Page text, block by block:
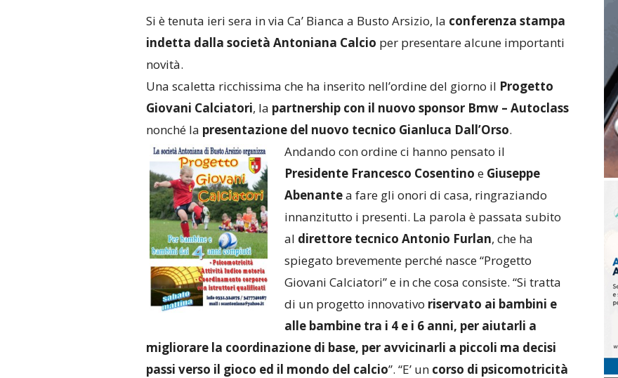
Si è tenuta ieri sera in via Ca’ Bianca a Busto Arsizio, la conferenza stampa
indetta dalla società Antoniana Calcio per presentare alcune importanti
novità.
Una scaletta ricchissima che ha inserito nell’ordine del giorno il Progetto
Giovani Calciatori, la partnership con il nuovo sponsor Bmw – Autoclass
nonché la presentazione del nuovo tecnico Gianluca Dall’Orso.
Andando con ordine ci hanno pensato il
Presidente Francesco Cosentino e Giuseppe
Abenantea fare gli onori di casa, ringraziando
innanzitutto i presenti. La parola è passata subito
al direttore tecnico Antonio Furlan, che ha
spiegato brevemente perché nasce “Progetto
Giovani Calciatori” e in che cosa consiste. “Si tratta
di un progetto innovativo riservato ai bambini e
alle bambine tra i 4 e i 6 anni, per aiutarli a
migliorare la coordinazione di base, per avvicinarli a piccoli ma decisi
passi verso il gioco ed il mondo del calcio”. “E’ un corso di psicomotricità